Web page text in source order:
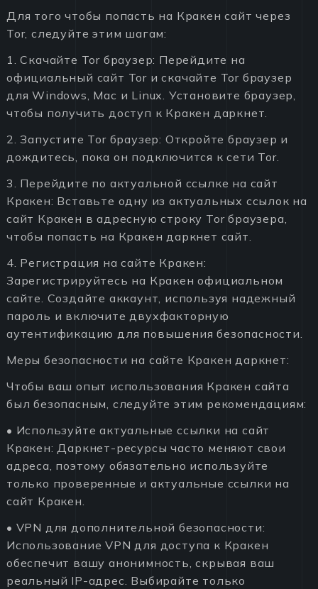
Для того чтобы попасть на Кракен сайт через
Tor, следуйте этим шагам:
1. Скачайте Tor браузер: Перейдите на
официальный сайт Tor и скачайте Tor браузер
для Windows, Mac и Linux. Установите браузер,
чтобы получить доступ к Кракен даркнет.
2. Запустите Tor браузер: Откройте браузер и
дождитесь, пока он подключится к сети Tor.
3. Перейдите по актуальной ссылке на сайт
Кракен: Вставьте одну из актуальных ссылок на
сайт Кракен в адресную строку Tor браузера,
чтобы попасть на Кракен даркнет сайт.
4. Регистрация на сайте Кракен:
Зарегистрируйтесь на Кракен официальном
сайте. Создайте аккаунт, используя надежный
пароль и включите двухфакторную
аутентификацию для повышения безопасности.
Меры безопасности на сайте Кракен даркнет:
Чтобы ваш опыт использования Кракен сайта
был безопасным, следуйте этим рекомендациям:
• Используйте актуальные ссылки на сайт
Кракен: Даркнет-ресурсы часто меняют свои
адреса, поэтому обязательно используйте
только проверенные и актуальные ссылки на
сайт Кракен.
• VPN для дополнительной безопасности:
Использование VPN для доступа к Кракен
обеспечит вашу анонимность, скрывая ваш
реальный IP-адрес. Выбирайте только